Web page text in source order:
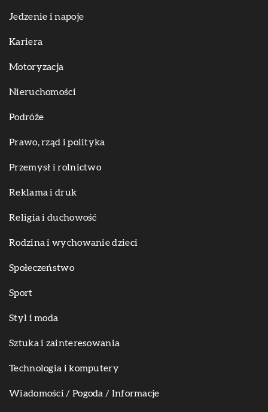
Jedzenie i napoje
Kariera
Motoryzacja
Nieruchomości
Podróże
Prawo, rząd i polityka
Przemysł i rolnictwo
Reklama i druk
Religia i duchowość
Rodzina i wychowanie dzieci
Społeczeństwo
Sport
Styl i moda
Sztuka i zainteresowania
Technologia i komputery
Wiadomości / Pogoda / Informacje